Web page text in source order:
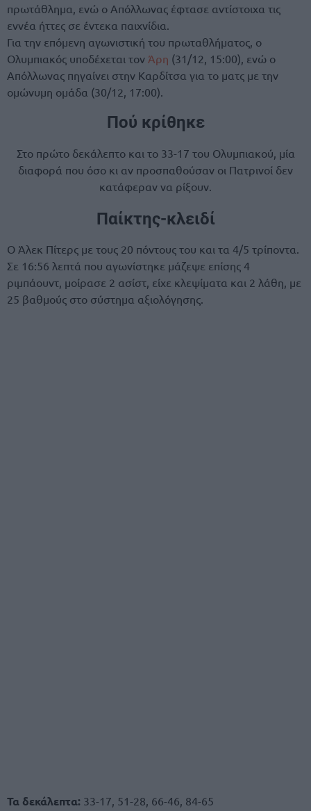
πρωτάθλημα, ενώ ο Απόλλωνας έφτασε αντίστοιχα τις
εννέα ήττες σε έντεκα παιχνίδια.
Για την επόμενη αγωνιστική του πρωταθλήματος, ο
Ολυμπιακός υποδέχεται τον Άρη (31/12, 15:00), ενώ ο
Απόλλωνας πηγαίνει στην Καρδίτσα για το ματς με την
ομώνυμη ομάδα (30/12, 17:00).
Πού κρίθηκε
Στο πρώτο δεκάλεπτο και το 33-17 του Ολυμπιακού, μία
διαφορά που όσο κι αν προσπαθούσαν οι Πατρινοί δεν
κατάφεραν να ρίξουν.
Παίκτης-κλειδί
Ο Άλεκ Πίτερς με τους 20 πόντους του και τα 4/5 τρίποντα.
Σε 16:56 λεπτά που αγωνίστηκε μάζεψε επίσης 4
ριμπάουντ, μοίρασε 2 ασίστ, είχε κλεψίματα και 2 λάθη, με
25 βαθμούς στο σύστημα αξιολόγησης.
Τα δεκάλεπτα: 33-17, 51-28, 66-46, 84-65